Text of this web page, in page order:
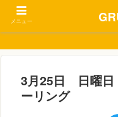
3月25日 日曜
ーリング
メニュー